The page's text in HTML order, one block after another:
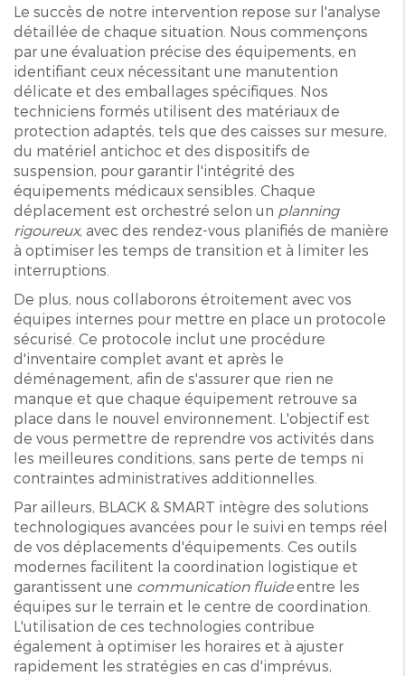
Le succès de notre intervention repose sur l'analyse
détaillée de chaque situation. Nous commençons
par une évaluation précise des équipements, en
identifiant ceux nécessitant une manutention
délicate et des emballages spécifiques. Nos
techniciens formés utilisent des matériaux de
protection adaptés, tels que des caisses sur mesure,
du matériel antichoc et des dispositifs de
suspension, pour garantir l'intégrité des
équipements médicaux sensibles. Chaque
déplacement est orchestré selon un planning
rigoureux, avec des rendez-vous planifiés de manière
à optimiser les temps de transition et à limiter les
interruptions.
De plus, nous collaborons étroitement avec vos
équipes internes pour mettre en place un protocole
sécurisé. Ce protocole inclut une procédure
d'inventaire complet avant et après le
déménagement, afin de s'assurer que rien ne
manque et que chaque équipement retrouve sa
place dans le nouvel environnement. L'objectif est
de vous permettre de reprendre vos activités dans
les meilleures conditions, sans perte de temps ni
contraintes administratives additionnelles.
Par ailleurs, BLACK & SMART intègre des solutions
technologiques avancées pour le suivi en temps réel
de vos déplacements d'équipements. Ces outils
modernes facilitent la coordination logistique et
garantissent une communication fluideentre les
équipes sur le terrain et le centre de coordination.
L'utilisation de ces technologies contribue
également à optimiser les horaires et à ajuster
rapidement les stratégies en cas d'imprévus,